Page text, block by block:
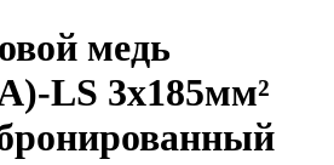
медь
LS 3x185мм²